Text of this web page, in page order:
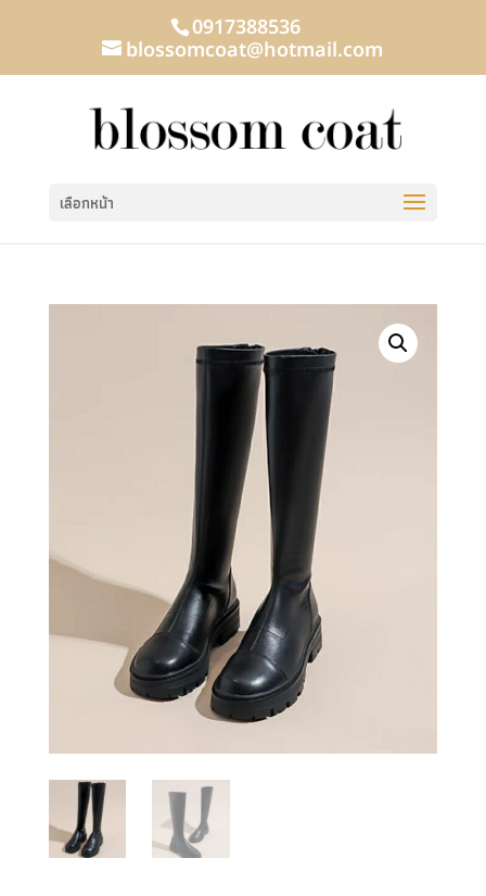
0917388536
blossomcoat@hotmail.com
เลือกหน้า